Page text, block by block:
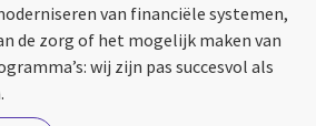
van financiële systemen,
de zorg of het mogelijk maken van
wij zijn pas succesvol als